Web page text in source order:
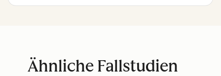
Ähnliche Fallstudien